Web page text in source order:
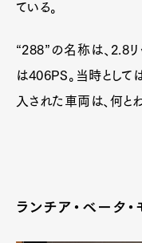
ている。
“288”の名称は、2.8
は406PS。当時とし
入された車両は、何と
ランチア・ベータ